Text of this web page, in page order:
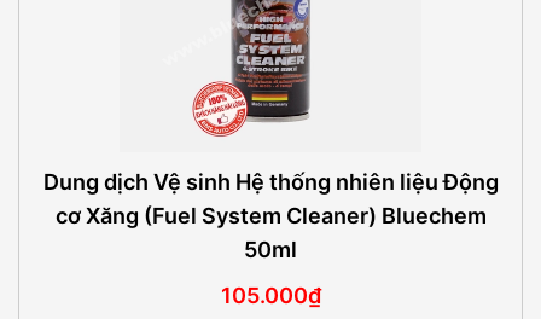
Dung dịch Vệ sinh Hệ thống nhiên liệu Động
cơ Xăng (Fuel System Cleaner) Bluechem
50ml
105.000₫